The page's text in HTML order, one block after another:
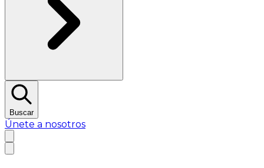
Buscar
Únete a nosotros